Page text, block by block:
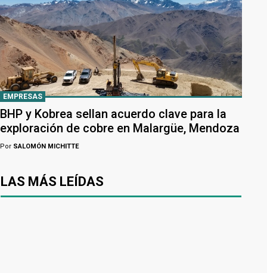
EMPRESAS
BHP y Kobrea sellan acuerdo clave para la
exploración de cobre en Malargüe, Mendoza
Por SALOMÓN MICHITTE
LAS MÁS LEÍDAS